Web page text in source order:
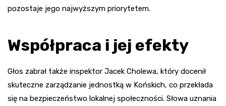
pozostaje jego najwyższym priorytetem.
Współpraca i jej efekty
Głos zabrał także inspektor Jacek Cholewa, który docenił
skuteczne zarządzanie jednostką w Końskich, co przekłada
się na bezpieczeństwo lokalnej społeczności. Słowa uznania